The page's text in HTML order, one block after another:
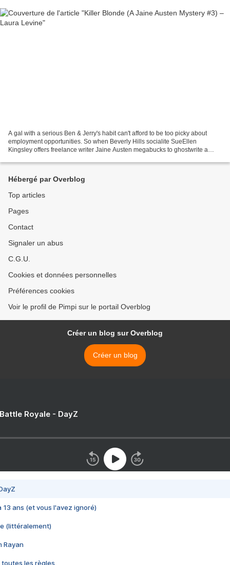
A gal with a serious Ben & Jerry's habit can't afford to be too picky about
employment opportunities. So when Beverly Hills socialite SueEllen
Kingsley offers freelance writer Jaine Austen megabucks to ghostwrite a
Hébergé par Overblog
Top articles
Pages
Contact
Signaler un abus
C.G.U.
Cookies et données personnelles
Préférences cookies
Voir le profil de Pimpi sur le portail Overblog
Créer un blog sur Overblog
Créer un blog
Royale - DayZ
13 ans (et vous l'avez ignoré)
(littéralement)
Rayan
toutes les règles